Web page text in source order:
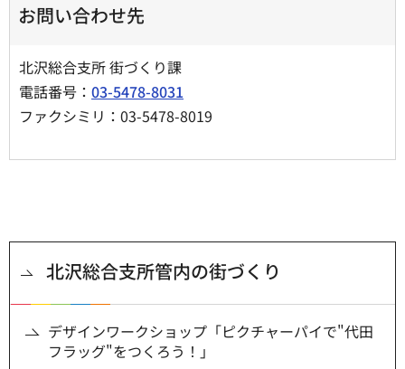
お問い合わせ先
北沢総合支所 街づくり課
電話番号： 03-5478-8031
ファクシミリ：03-5478-8019
北沢総合支所管内の街づくり
デザインワークショップ「ピクチャーパイで"代田
フラッグ"をつくろう！」